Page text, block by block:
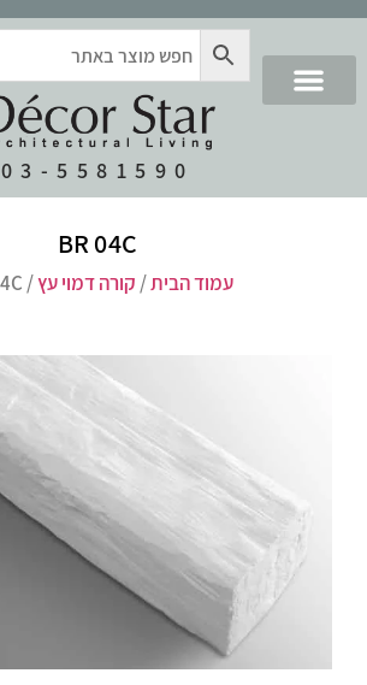
03-5581590
BR 04C
עמוד הבית/ קורה דמוי עץ/ BR 04C